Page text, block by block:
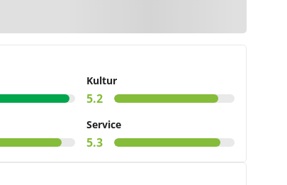
Kultur
5.2
Service
5.3